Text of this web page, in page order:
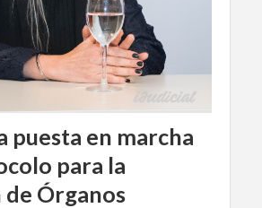
puesta en marcha
para la
Órganos